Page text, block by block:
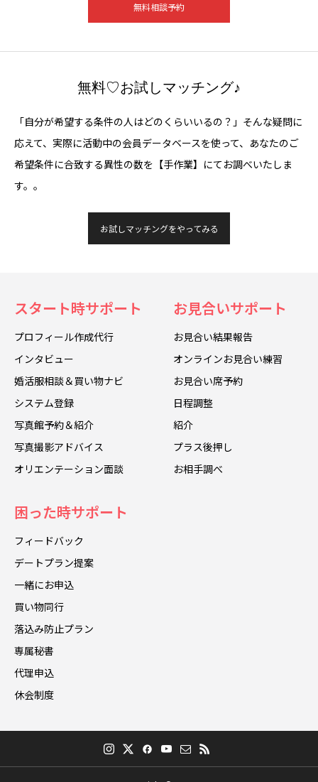
無料相談予約
無料♡お試しマッチング♪
「自分が希望する条件の人はどのくらいいるの？」そんな疑問に
応えて、実際に活動中の会員データベースを使って、あなたのご
希望条件に合致する異性の数を【手作業】にてお調べいたしま
す。。
お試しマッチングをやってみる
スタート時サポート
プロフィール作成代行
インタビュー
婚活服相談＆買い物ナビ
システム登録
写真館予約＆紹介
写真撮影アドバイス
オリエンテーション面談
お見合いサポート
お見合い結果報告
オンラインお見合い練習
お見合い席予約
日程調整
紹介
プラス後押し
お相手調べ
困った時サポート
フィードバック
デートプラン提案
一緒にお申込
買い物同行
落込み防止プラン
専属秘書
代理申込
休会制度